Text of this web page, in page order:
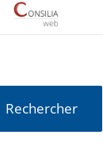
Rechercher